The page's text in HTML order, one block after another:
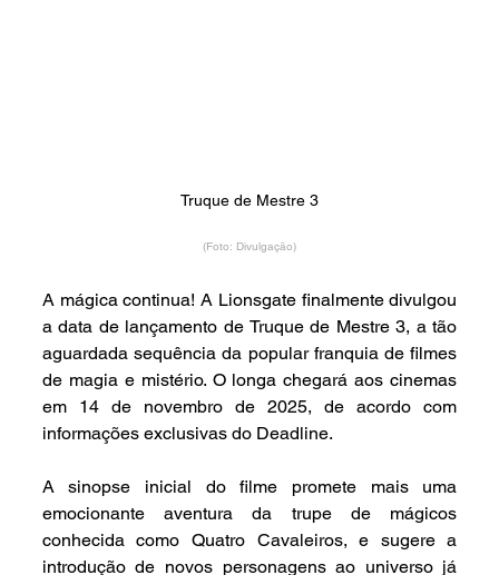
Truque de Mestre 3
(Foto: Divulgação)
A mágica continua! A Lionsgate finalmente divulgou
a data de lançamento de Truque de Mestre 3, a tão
aguardada sequência da popular franquia de filmes
de magia e mistério. O longa chegará aos cinemas
em 14 de novembro de 2025, de acordo com
informações exclusivas do Deadline.
A sinopse inicial do filme promete mais uma
emocionante aventura da trupe de mágicos
conhecida como Quatro Cavaleiros, e sugere a
introdução de novos personagens ao universo já